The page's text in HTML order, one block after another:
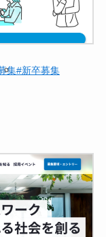
集#新卒募集